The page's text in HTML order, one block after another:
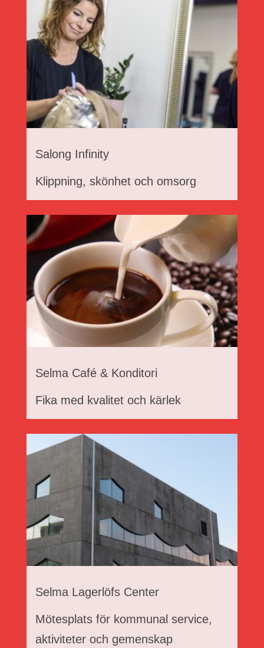
Salong Infinity
Klippning, skönhet och omsorg
Selma Café & Konditori
Fika med kvalitet och kärlek
Selma Lagerlöfs Center
Mötesplats för kommunal service,
aktiviteter och gemenskap